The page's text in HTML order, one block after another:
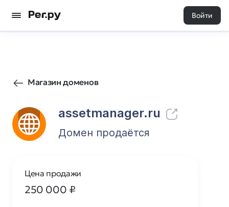
Войти
Магазин доменов
assetmanager.ru
53 0
Домен продаётся
Цена продажи
250 000 ₽